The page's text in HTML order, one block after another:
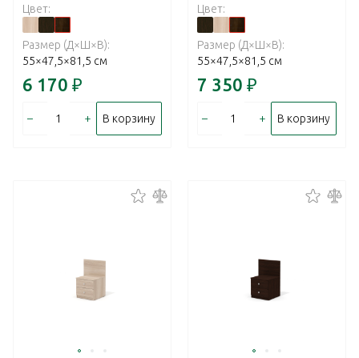
Цвет:
Размер (Д×Ш×В):
55×47,5×81,5 см
6 170 ₽
– + В корзину
Цвет:
Размер (Д×Ш×В):
55×47,5×81,5 см
7 350 ₽
– + В корзину